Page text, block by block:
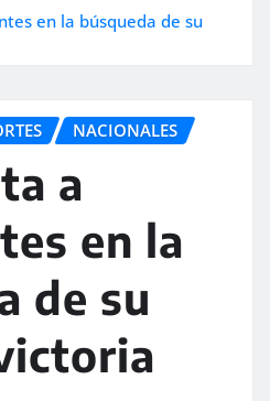
en la búsqueda de su
NACIONALES
a
en la
de su